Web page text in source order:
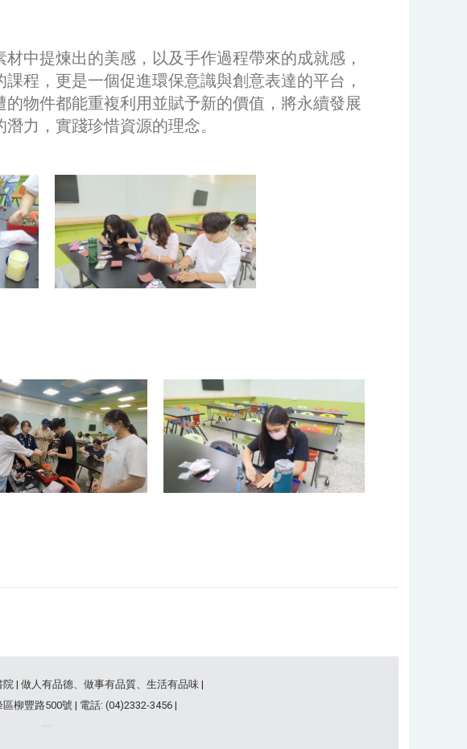
中提煉出的美感，以及手作過程帶來的成就感，
程，更是一個促進環保意識與創意表達的平台，
物件都能重複利用並賦予新的價值，將永續發展
力，實踐珍惜資源的理念。
| 做人有品德、做事有品質、生活有品味 |
柳豐路500號 | 電話: (04)2332-3456 |